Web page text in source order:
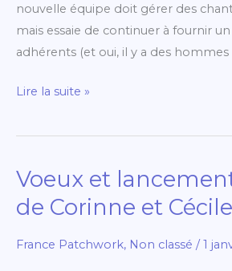
nouvelle équipe doit gérer des
mais essaie de continuer à fournir
adhérents (et oui, il y a des hommes
Lire la suite »
Voeux et
de Corinne et
France Patchwork, Non classé /1
Voeux
et
lancement
du